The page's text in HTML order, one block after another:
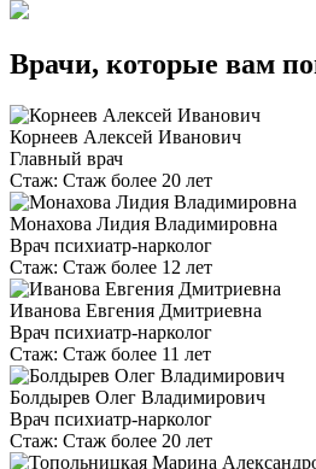
Врачи, которые вам
Корнеев Алексей Иванович
Главный врач
Стаж: Стаж более 20 лет
Монахова Лидия Владимировна
Врач психиатр-нарколог
Стаж: Стаж более 12 лет
Иванова Евгения Дмитриевна
Врач психиатр-нарколог
Стаж: Стаж более 11 лет
Болдырев Олег Владимирович
Врач психиатр-нарколог
Стаж: Стаж более 20 лет